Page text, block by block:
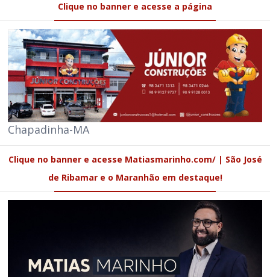
Clique no banner e acesse a página
Chapadinha-MA
Clique no banner e acesse Matiasmarinho.com/ | São José
de Ribamar e o Maranhão em destaque!